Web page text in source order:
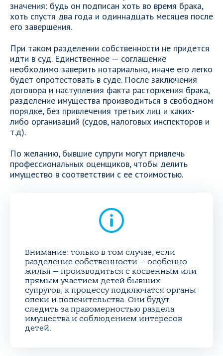
значения: будь он подписан хоть во время брака,
хоть спустя два года и одиннадцать месяцев после
его завершения.
При таком разделении собственности не придется
идти в суд. Единственное — соглашение
необходимо заверить нотариально, иначе его легко
будет опротестовать в суде. После заключения
договора и наступления факта расторжения брака,
разделение имущества производиться в свободном
порядке, без привлечения третьих лиц и каких-
либо организаций (судов, налоговых инспекторов и
т.д).
По желанию, бывшие супруги могут привлечь
профессиональных оценщиков, чтобы делить
имущество в соответствии с ее стоимостью.
Внимание: только в том случае, если
разделение собственности — особенно
жилья — производиться с косвенным или
прямым участием детей бывших
супругов, к процессу подключатся органы
опеки и попечительства. Они будут
следить за правомерностью раздела
имущества и соблюдением интересов
детей.